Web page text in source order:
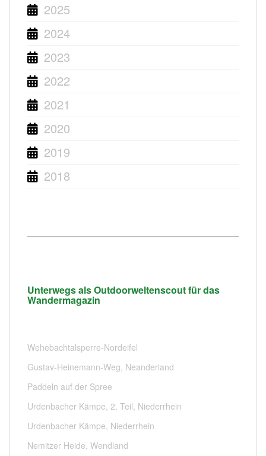
2025
2024
2023
2022
2021
2020
2019
2018
Unterwegs als Outdoorweltenscout für das
Wandermagazin
Wehebachtalsperre-Nordeifel
Gustav-Heinemann-Weg, Neanderland
Paddeln auf der Spree
Urdenbacher Kämpe, 2. Teil, Niederrhein
Urdenbacher Kämpe, Niederrhein
Nemitzer Heide, Wendland